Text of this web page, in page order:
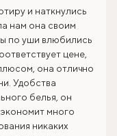
и наткнулись
нам она своим
по уши влюбились
цене,
она отлично
Удобства
белья, он
много
никаких